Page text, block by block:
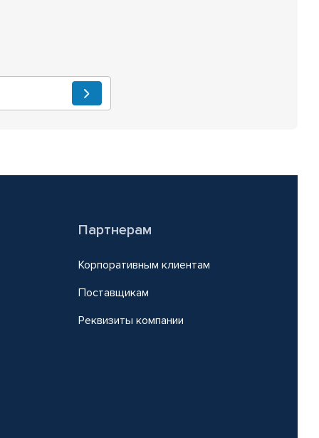
Партнерам
Корпоративным клиентам
Поставщикам
Реквизиты компании